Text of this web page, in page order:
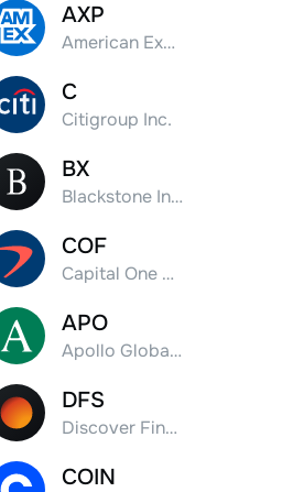
AXP
American Express Company
C
Citigroup Inc.
BX
Blackstone Inc.
COF
Capital One Financial
APO
Apollo Global Management, Inc.
DFS
Discover Financial Services
COIN